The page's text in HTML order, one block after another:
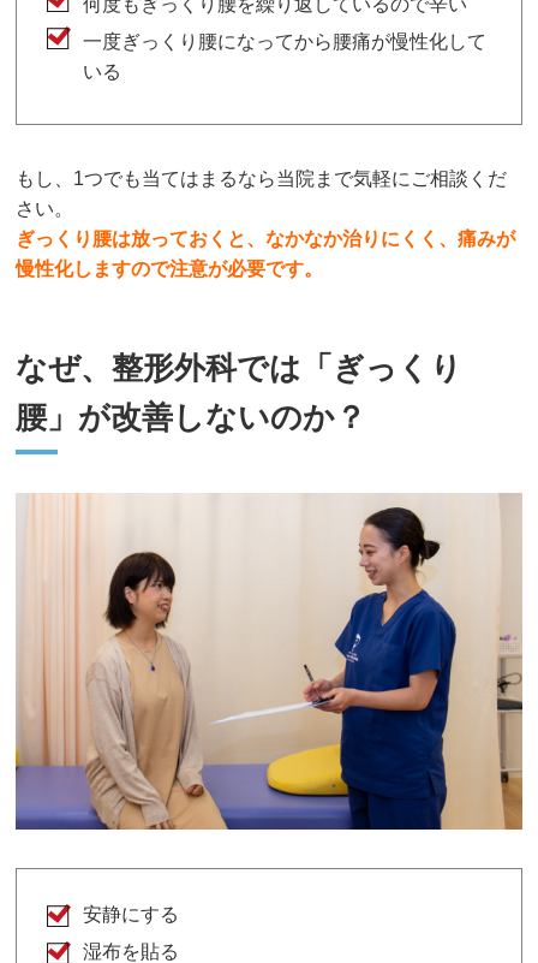
一度ぎっくり腰になってから腰痛が慢性化して
いる
もし、1つでも当てはまるなら当院まで気軽にご相談くだ
さい。
ぎっくり腰は放っておくと、なかなか治りにくく、痛みが
慢性化しますので注意が必要です。
なぜ、整形外科では「ぎっくり
腰」が改善しないのか？
安静にする
湿布を貼る